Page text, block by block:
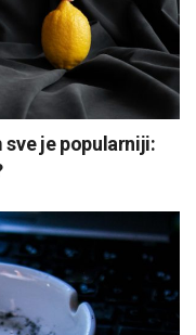
je popularniji: